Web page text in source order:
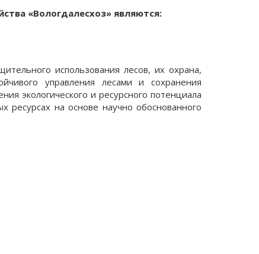
«Вологдалесхоз» являются:
использования лесов, их охрана,
управления лесами и сохранения
экологического и ресурсного потенциала
ресурсах на основе научно обоснованного